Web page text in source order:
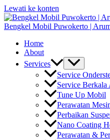
Lewati ke konten
Bengkel Mobil Puwokerto |
Home
About
Services
Service
Service
Tune Up Mobil
Perawatan
Perbaikan
Nano Coating
Perawatan &